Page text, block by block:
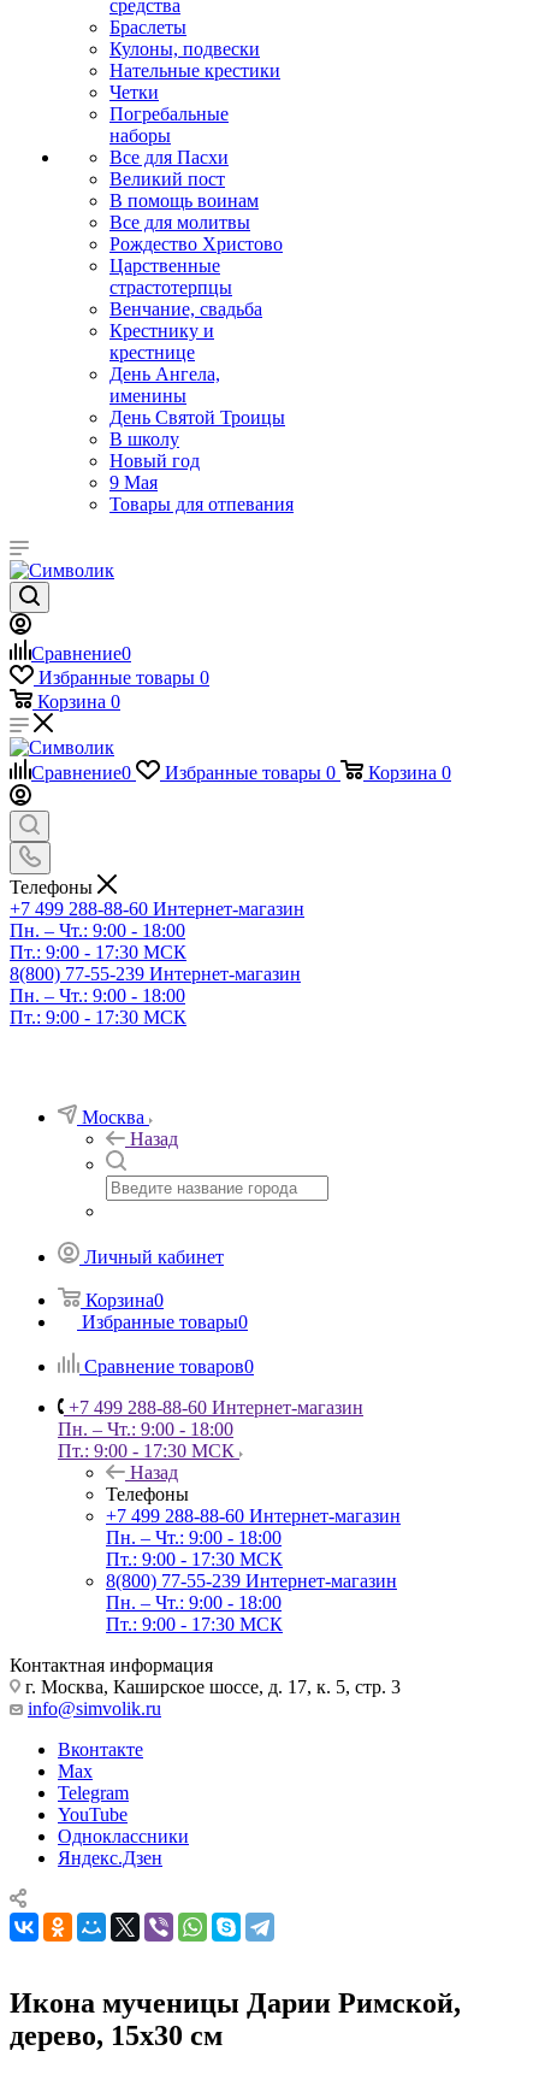
средства
Браслеты
Кулоны, подвески
Нательные крестики
Четки
Погребальные
наборы
Все для Пасхи
Великий пост
В помощь воинам
Все для молитвы
Рождество Христово
Царственные
страстотерпцы
Венчание, свадьба
Крестнику и
крестнице
День Ангела,
именины
День Святой Троицы
В школу
Новый год
9 Мая
Товары для отпевания
Сравнение0
Избранные товары 0
Корзина 0
Сравнение0 Избранные товары 0 Корзина 0
Телефоны
+7 499 288-88-60 Интернет-магазин
Пн. – Чт.: 9:00 - 18:00
Пт.: 9:00 - 17:30 МСК
8(800) 77-55-239 Интернет-магазин
Пн. – Чт.: 9:00 - 18:00
Пт.: 9:00 - 17:30 МСК
Москва
Назад
Личный кабинет
Корзина0
Избранные товары0
Сравнение товаров0
+7 499 288-88-60 Интернет-магазин
Пн. – Чт.: 9:00 - 18:00
Пт.: 9:00 - 17:30 МСК
Назад
Телефоны
+7 499 288-88-60 Интернет-магазин
Пн. – Чт.: 9:00 - 18:00
Пт.: 9:00 - 17:30 МСК
8(800) 77-55-239 Интернет-магазин
Пн. – Чт.: 9:00 - 18:00
Пт.: 9:00 - 17:30 МСК
Контактная информация
г. Москва, Каширское шоссе, д. 17, к. 5, стр. 3
info@simvolik.ru
Вконтакте
Max
Telegram
YouTube
Одноклассники
Яндекс.Дзен
Икона мученицы Дарии Римской,
дерево, 15х30 см